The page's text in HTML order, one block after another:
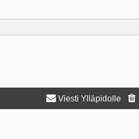
Viesti Ylläpidolle